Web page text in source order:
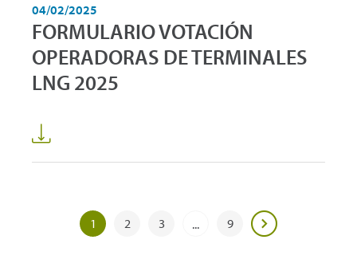
04/02/2025
FORMULARIO VOTACIÓN
OPERADORAS DE TERMINALES
LNG 2025
1 2 3 ... 9